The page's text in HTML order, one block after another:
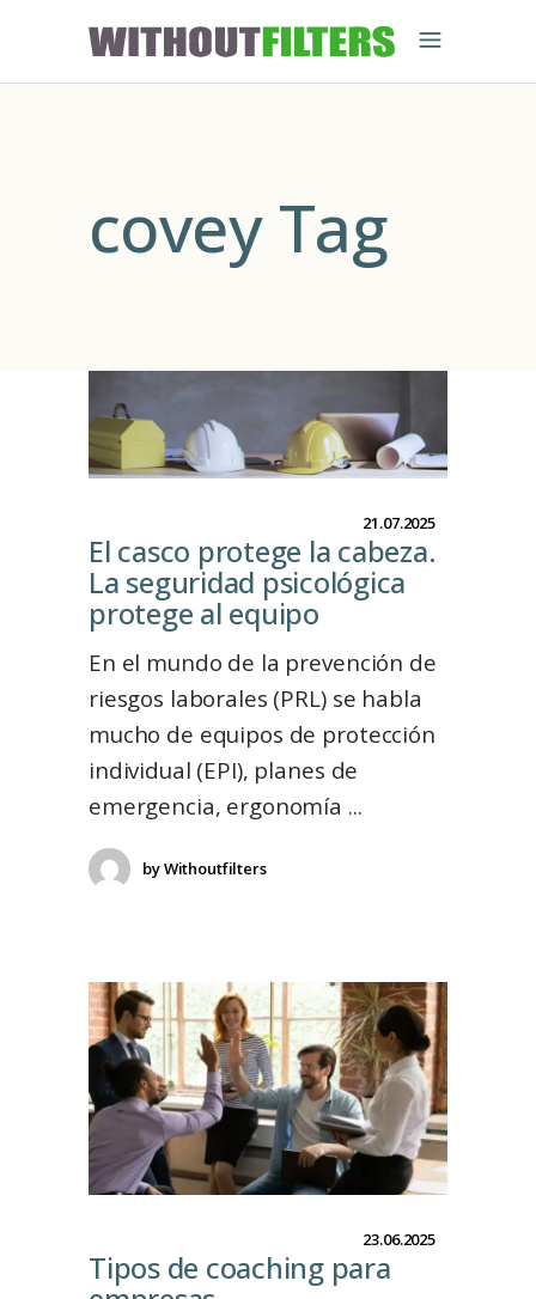
covey Tag
21.07.2025
El casco protege la cabeza.
La seguridad psicológica
protege al equipo
En el mundo de la prevención de
riesgos laborales (PRL) se habla
mucho de equipos de protección
individual (EPI), planes de
emergencia, ergonomía
byWithoutfilters
23.06.2025
Tipos de coaching para